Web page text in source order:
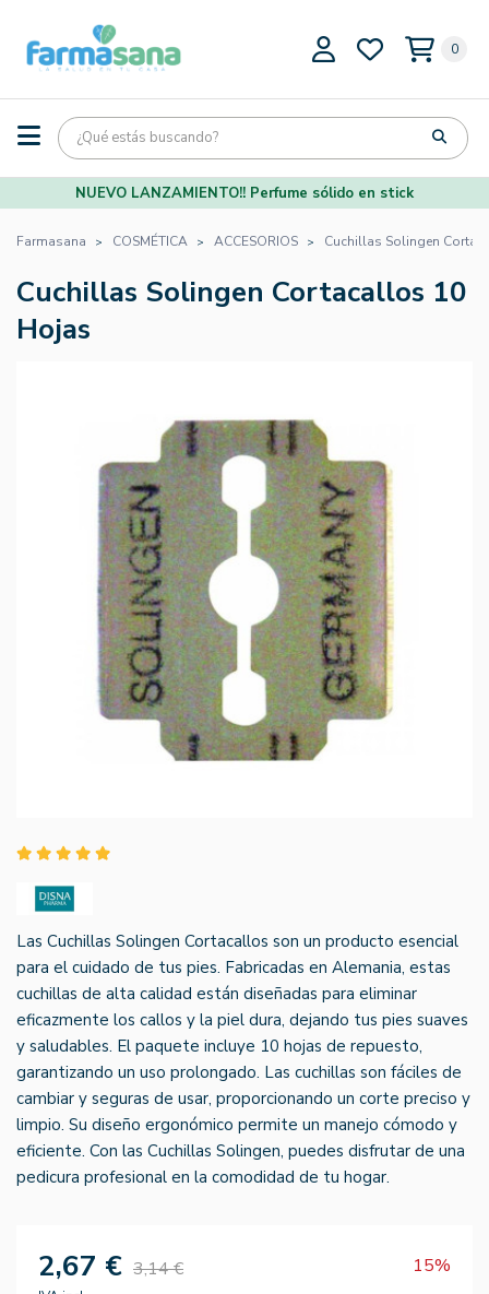
0
NUEVO LANZAMIENTO!! Perfume sólido en stick
Farmasana COSMÉTICA ACCESORIOS Cuchillas Solingen
Cuchillas Solingen Cortacallos 10
Hojas
Las Cuchillas Solingen Cortacallos son un producto esencial
para el cuidado de tus pies. Fabricadas en Alemania, estas
cuchillas de alta calidad están diseñadas para eliminar
eficazmente los callos y la piel dura, dejando tus pies suaves
y saludables. El paquete incluye 10 hojas de repuesto,
garantizando un uso prolongado. Las cuchillas son fáciles de
cambiar y seguras de usar, proporcionando un corte preciso y
limpio. Su diseño ergonómico permite un manejo cómodo y
eficiente. Con las Cuchillas Solingen, puedes disfrutar de una
pedicura profesional en la comodidad de tu hogar.
2,67 € 3,14 € 15%